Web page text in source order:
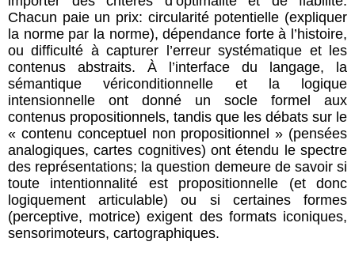
Chacun paie un prix: circularité potentielle (expliquer
la norme par la norme), dépendance forte à l’histoire,
ou difficulté à capturer l’erreur systématique et les
contenus abstraits. À l’interface du langage, la
sémantique vériconditionnelle et la logique
intensionnelle ont donné un socle formel aux
contenus propositionnels, tandis que les débats sur le
« contenu conceptuel non propositionnel » (pensées
analogiques, cartes cognitives) ont étendu le spectre
des représentations; la question demeure de savoir si
toute intentionnalité est propositionnelle (et donc
logiquement articulable) ou si certaines formes
(perceptive, motrice) exigent des formats iconiques,
sensorimoteurs, cartographiques.